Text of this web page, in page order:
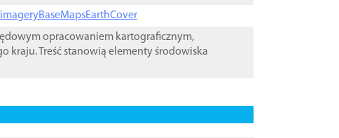
opracowaniem kartograficznym,
kraju. Treść stanowią elementy środowiska